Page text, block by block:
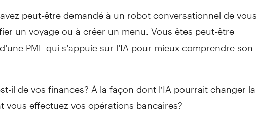
peut-être demandé à un robot conversationnel de vous
un voyage ou à créer un menu. Vous êtes peut-être
PME qui s’appuie sur l’IA pour mieux comprendre son
il de vos finances? À la façon dont l’IA pourrait changer la
vous effectuez vos opérations bancaires?